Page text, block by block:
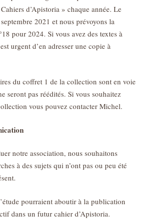
d’Apistoria » chaque année. Le
2021 et nous prévoyons la
pour 2024. Si vous avez des textes à
urgent d’en adresser une copie à
du coffret 1 de la collection sont en voie
seront pas réédités. Si vous souhaitez
vous pouvez contacter Michel.
notre association, nous souhaitons
à des sujets qui n’ont pas ou peu été
pourraient aboutir à la publication
dans un futur cahier d’Apistoria.